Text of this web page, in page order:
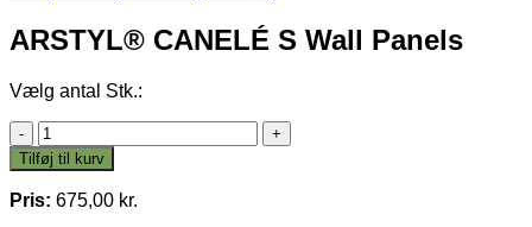
ARSTYL® CANELÉ S Wall Panels
Vælg antal Stk.:
ARSTYL®
CANELÉ
S
Wall
Panels
Tilføj til kurv
Pris: 675,00 kr.